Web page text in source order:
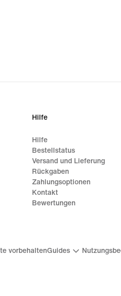
Hilfe
Hilfe
Bestellstatus
Versand und Lieferung
Rückgaben
Zahlungsoptionen
Kontakt
Bewertungen
vorbehaltenGuides